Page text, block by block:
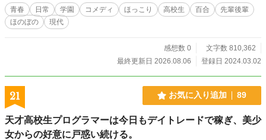
いことを言える高校三年生。チャリ通。 宮木紗里(みやぎさ
り) 超絶美人の大学一年生。若菜が大好き。 東崎千春(とうざ
きちはる) 元生徒会長の高校三年生。暇人。 西崎千秋(にしざ
いがりく) 貧弱な高校三年生。賢いギャル。 津村真奈(つむら
まな) 腹筋が割れている高校三年生。凛空凛空凛空凛空凛空凛
空凛空凛空凛空凛空凛空凛空凛空凛空凛空凛空凛空凛空凛空
凛空凛空凛空凛空凛空凛空凛空凛空凛空凛空凛空凛空凛空凛
凛空凛空凛空凛空凛空凛空凛空凛空凛空凛空凛空凛空凛空凛
空凛空凛空凛空凛空凛空凛空 能代明里(のしろあかり) のほほ
青春 日常 学園 コメディ ほっこり 高校生 百合
先輩後輩
ほのぼの
現代
感想数 0
文字数 810,362
最終更新日 2026.08.06
登録日 2024.03.02
21 お気に入り追加 89
天才高校生プログラマーは今日もデイトレードで稼ぎ、美少
女からの好意に戸惑い続ける。